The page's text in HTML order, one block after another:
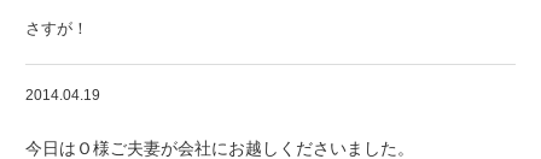
さすが！
2014.04.19
今日はＯ様ご夫妻が会社にお越しくださいました。